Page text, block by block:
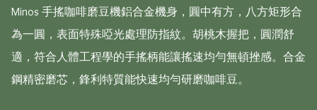
Minos 手搖咖啡磨豆機鋁合金機身，圓中有方，八方矩形合
為一圓，表面特殊啞光處理防指紋。胡桃木握把，圓潤舒
適，符合人體工程學的手搖柄能讓搖速均勻無頓挫感。合金
鋼精密磨芯，鋒利特質能快速均勻研磨咖啡豆。